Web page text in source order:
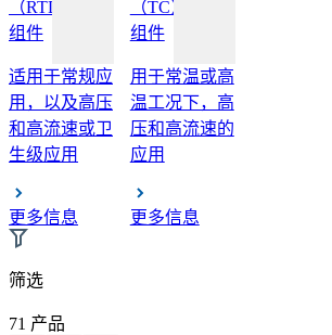
（RTD）温度
组件
适用于常规应
用，以及高压
和高流速或卫
生级应用
更多信息
（TC）温度
组件
用于常温或高
温工况下，高
压和高流速的
应用
更多信息
筛选
71 产品